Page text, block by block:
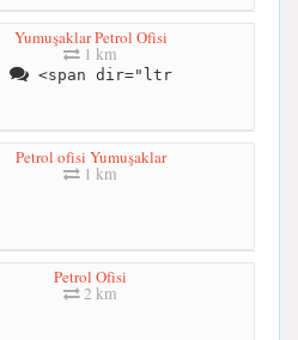
Yumuşaklar Petrol Ofisi
1 km
<span dir="ltr
Petrol ofisi Yumuşaklar
1 km
Petrol Ofisi
2 km